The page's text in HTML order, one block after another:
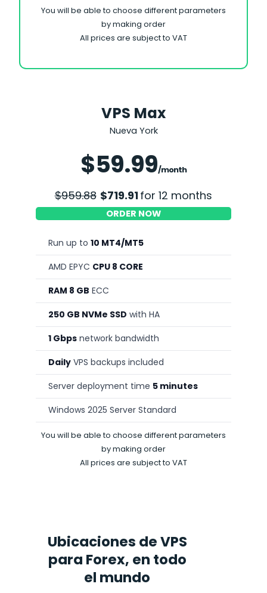
You will be able to choose different parameters
by making order
All prices are subject to VAT
VPS Max
Nueva York
$59.99/month
$959.88 $719.91for 12 months
ORDER NOW
Run up to 10 MT4/MT5
AMD EPYC CPU 8 CORE
RAM 8 GB ECC
250 GB NVMe SSD with HA
1 Gbps network bandwidth
Daily VPS backups included
Server deployment time 5 minutes
Windows 2025 Server Standard
You will be able to choose different parameters
by making order
All prices are subject to VAT
Ubicaciones de VPS
para Forex, en todo
el mundo